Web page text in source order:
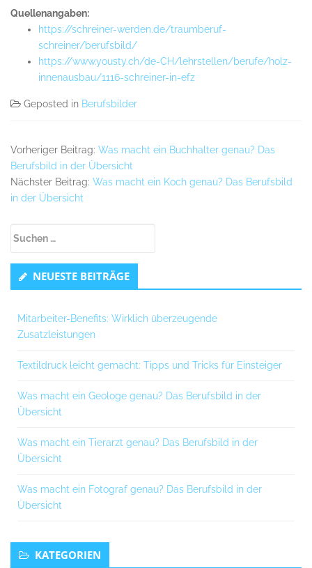
Quellenangaben:
https://schreiner-werden.de/traumberuf-
schreiner/berufsbild/
https://www.yousty.ch/de-CH/lehrstellen/berufe/holz-
innenausbau/1116-schreiner-in-efz
Geposted in Berufsbilder
Vorheriger Beitrag: Was macht ein Buchhalter genau? Das
Berufsbild in der Übersicht
Nächster Beitrag: Was macht ein Koch genau? Das Berufsbild
in der Übersicht
Seitenleiste
NEUESTE BEITRÄGE
Mitarbeiter-Benefits: Wirklich überzeugende
Zusatzleistungen
Textildruck leicht gemacht: Tipps und Tricks für Einsteiger
Was macht ein Geologe genau? Das Berufsbild in der
Übersicht
Was macht ein Tierarzt genau? Das Berufsbild in der
Übersicht
Was macht ein Fotograf genau? Das Berufsbild in der
Übersicht
KATEGORIEN